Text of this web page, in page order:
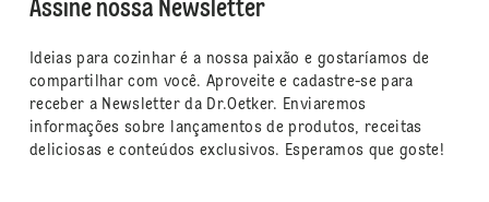
Assine nossa Newsletter
Ideias para cozinhar é a nossa paixão e gostaríamos de
compartilhar com você. Aproveite e cadastre-se para
receber a Newsletter da Dr.Oetker. Enviaremos
informações sobre lançamentos de produtos, receitas
deliciosas e conteúdos exclusivos. Esperamos que goste!